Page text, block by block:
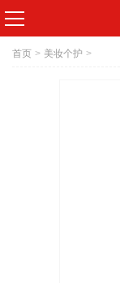
首页 > 美妆个护 >